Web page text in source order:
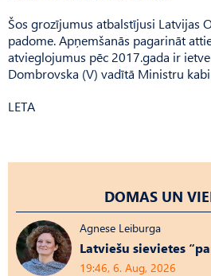
Šos grozījumus atbalstījusi Latvijas
padome. Apņemšanās pagarināt
atvieglojumus pēc 2017.gada ir
Dombrovska (V) vadītā Ministru
LETA
DOMAS UN
Agnese Leiburga
Latviešu sievietes
19:46, 6. Aug, 2026